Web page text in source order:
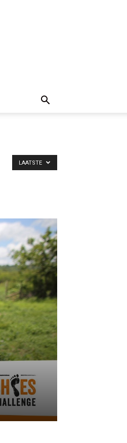
LAATSTE